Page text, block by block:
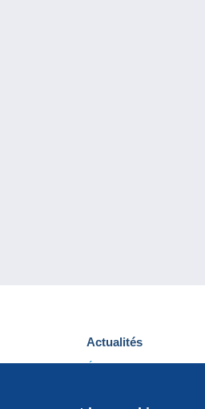
Actualités
Événements Delcampe